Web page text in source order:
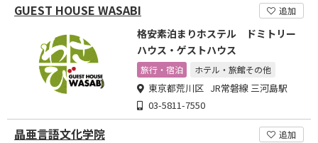
GUEST HOUSE WASABI 追加
格安素泊まりホステル ドミトリー
ハウス・ゲストハウス
旅行・宿泊 ホテル・旅館その他
東京都荒川区 JR常磐線 三河島駅
03-5811-7550
晶亜言語文化学院 追加